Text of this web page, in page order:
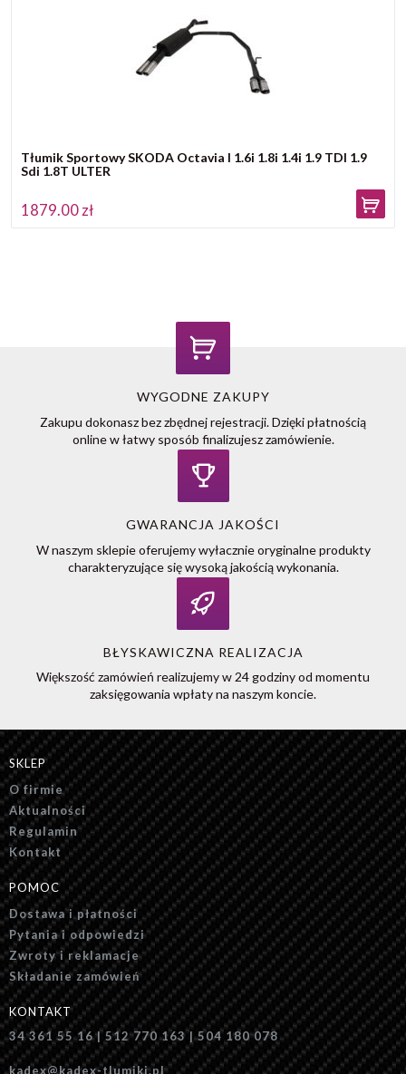
Tłumik Sportowy SKODA Octavia I 1.6i 1.8i 1.4i 1.9 TDI 1.9
Sdi 1.8T ULTER
1879.00 zł
WYGODNE ZAKUPY
Zakupu dokonasz bez zbędnej rejestracji. Dzięki płatnością
online w łatwy sposób finalizujesz zamówienie.
GWARANCJA JAKOŚCI
W naszym sklepie oferujemy wyłacznie oryginalne produkty
charakteryzujące się wysoką jakością wykonania.
BŁYSKAWICZNA REALIZACJA
Większość zamówień realizujemy w 24 godziny od momentu
zaksięgowania wpłaty na naszym koncie.
SKLEP
O firmie
Aktualności
Regulamin
Kontakt
POMOC
Dostawa i płatności
Pytania i odpowiedzi
Zwroty i reklamacje
Składanie zamówień
KONTAKT
34 361 55 16 | 512 770 163 | 504 180 078
kadex@kadex-tlumiki.pl